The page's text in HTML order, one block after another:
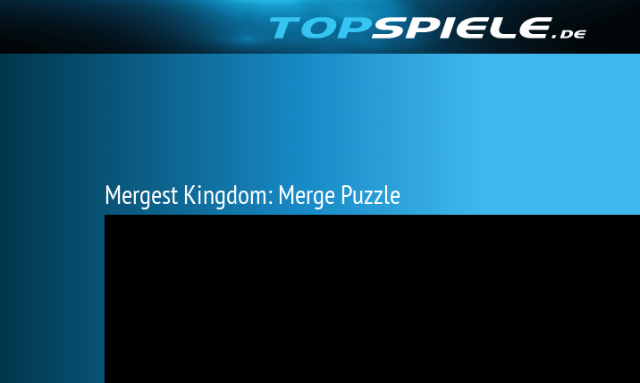
Mergest Kingdom: Merge Puzzle